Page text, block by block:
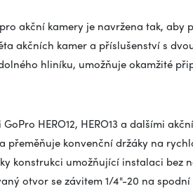
akční kamery je navržena tak,
akčních kamer a příslušenství s
hliníku, umožňuje okamžité
HERO12, HERO13 a dalšími
konvenční držáky na
konstrukci umožňující instalaci bez
otvor se závitem 1/4"-20 na